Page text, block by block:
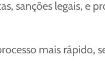
sanções legais, e
mais rápido,